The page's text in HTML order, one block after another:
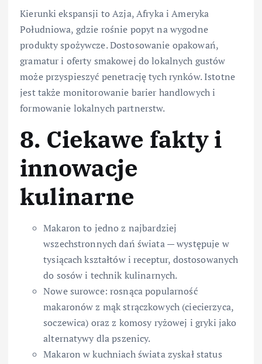
Kierunki ekspansji to Azja, Afryka i Ameryka
Południowa, gdzie rośnie popyt na wygodne
produkty spożywcze. Dostosowanie opakowań,
gramatur i oferty smakowej do lokalnych gustów
może przyspieszyć penetrację tych rynków. Istotne
jest także monitorowanie barier handlowych i
formowanie lokalnych partnerstw.
8. Ciekawe fakty i
innowacje
kulinarne
Makaron to jedno z najbardziej
wszechstronnych dań świata — występuje w
tysiącach kształtów i receptur, dostosowanych
do sosów i technik kulinarnych.
Nowe surowce: rosnąca popularność
makaronów z mąk strączkowych (ciecierzyca,
soczewica) oraz z komosy ryżowej i gryki jako
alternatywy dla pszenicy.
Makaron w kuchniach świata zyskał status